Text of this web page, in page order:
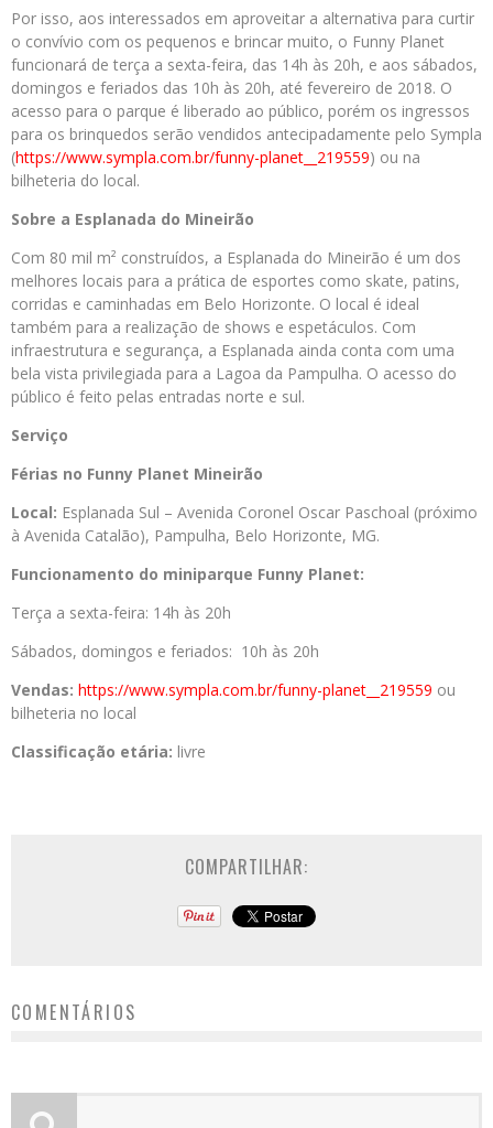
Por isso, aos interessados em aproveitar a alternativa para curtir
o convívio com os pequenos e brincar muito, o Funny Planet
funcionará de terça a sexta-feira, das 14h às 20h, e aos sábados,
domingos e feriados das 10h às 20h, até fevereiro de 2018. O
acesso para o parque é liberado ao público, porém os ingressos
para os brinquedos serão vendidos antecipadamente pelo Sympla
(https://www.sympla.com.br/funny-planet__219559) ou na
bilheteria do local.
Sobre a Esplanada do Mineirão
Com 80 mil m² construídos, a Esplanada do Mineirão é um dos
melhores locais para a prática de esportes como skate, patins,
corridas e caminhadas em Belo Horizonte. O local é ideal
também para a realização de shows e espetáculos. Com
infraestrutura e segurança, a Esplanada ainda conta com uma
bela vista privilegiada para a Lagoa da Pampulha. O acesso do
público é feito pelas entradas norte e sul.
Serviço
Férias no Funny Planet Mineirão
Local: Esplanada Sul – Avenida Coronel Oscar Paschoal (próximo
à Avenida Catalão), Pampulha, Belo Horizonte, MG.
Funcionamento do miniparque Funny Planet:
Terça a sexta-feira: 14h às 20h
Sábados, domingos e feriados: 10h às 20h
Vendas: https://www.sympla.com.br/funny-planet__219559 ou
bilheteria no local
Classificação etária: livre
COMPARTILHAR:
COMENTÁRIOS